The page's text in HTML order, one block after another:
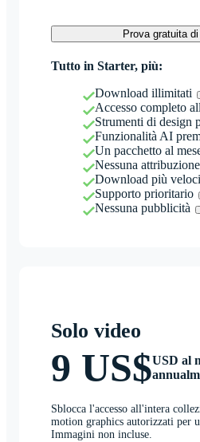
Prova gratuita
Tutto in Starter, più:
Download illimitati
Accesso completo
Strumenti di design
Funzionalità AI
Un pacchetto al
Nessuna
Download più veloci
Supporto prioritario
Nessuna pubblicità
Solo video
9 US$USD al
Sblocca l'accesso all'intera
motion graphics autorizzati per
Immagini non incluse.